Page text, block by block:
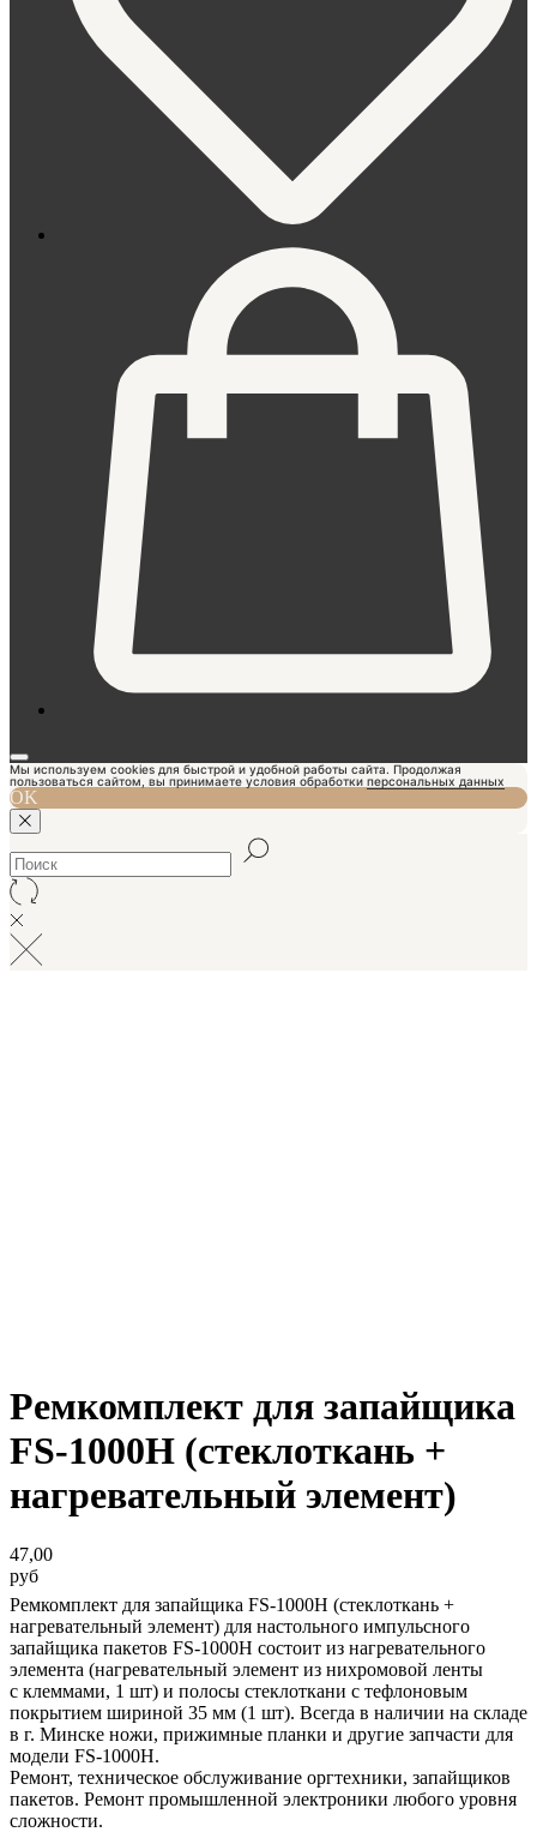
Мы используем cookies для быстрой и удобной работы сайта. Продолжая
пользоваться сайтом, вы принимаете условия обработки персональных данных
OK
Ремкомплект для запайщика
FS-1000H (стеклоткань +
нагревательный элемент)
47,00
руб
Ремкомплект для запайщика FS-1000H (стеклоткань +
нагревательный элемент) для настольного импульсного
запайщика пакетов FS-1000H состоит из нагревательного
элемента (нагревательный элемент из нихромовой ленты
с клеммами, 1 шт) и полосы стеклоткани с тефлоновым
покрытием шириной 35 мм (1 шт). Всегда в наличии на складе
в г. Минске ножи, прижимные планки и другие запчасти для
модели FS-1000H.
Ремонт, техническое обслуживание оргтехники, запайщиков
пакетов. Ремонт промышленной электроники любого уровня
сложности.